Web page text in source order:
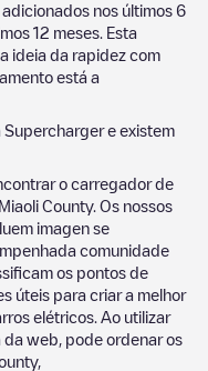
nos últimos 6
12 meses. Esta
ideia da rapidez com
está a
Superchargere existem
o carregador de
Miaoli County. Os nossos
imagen se
comunidade
os pontos de
úteis para criar a melhor
elétricos. Ao utilizar
web, pode ordenar os
,